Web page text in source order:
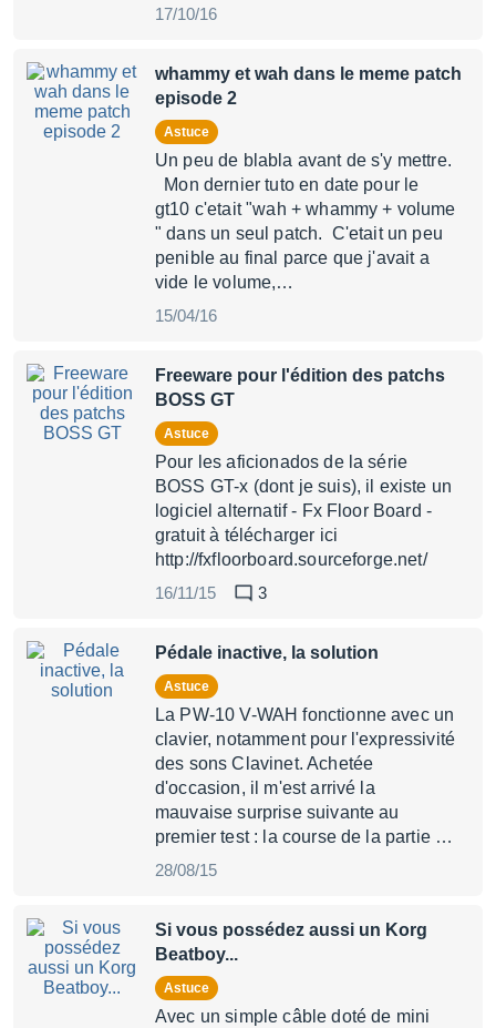
17/10/16
whammy et wah dans le meme patch
episode 2
Astuce
Un peu de blabla avant de s'y mettre.
Mon dernier tuto en date pour le
gt10 c'etait "wah + whammy + volume
" dans un seul patch. C'etait un peu
penible au final parce que j'avait a
vide le volume,…
15/04/16
Freeware pour l'édition des patchs
BOSS GT
Astuce
Pour les aficionados de la série
BOSS GT-x (dont je suis), il existe un
logiciel alternatif - Fx Floor Board -
gratuit à télécharger ici
http://fxfloorboard.sourceforge.net/
16/11/15
3
Pédale inactive, la solution
Astuce
La PW-10 V-WAH fonctionne avec un
clavier, notamment pour l'expressivité
des sons Clavinet. Achetée
d'occasion, il m'est arrivé la
mauvaise surprise suivante au
premier test : la course de la partie …
28/08/15
Si vous possédez aussi un Korg
Beatboy...
Astuce
Avec un simple câble doté de mini